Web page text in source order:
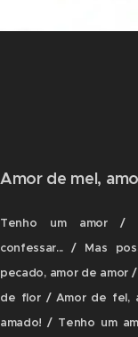
Amor de mel,
Tenho um amor /
confessar... / Mas
pecado, amor de amor
de flor / Amor de fel,
amado! / Tenho um